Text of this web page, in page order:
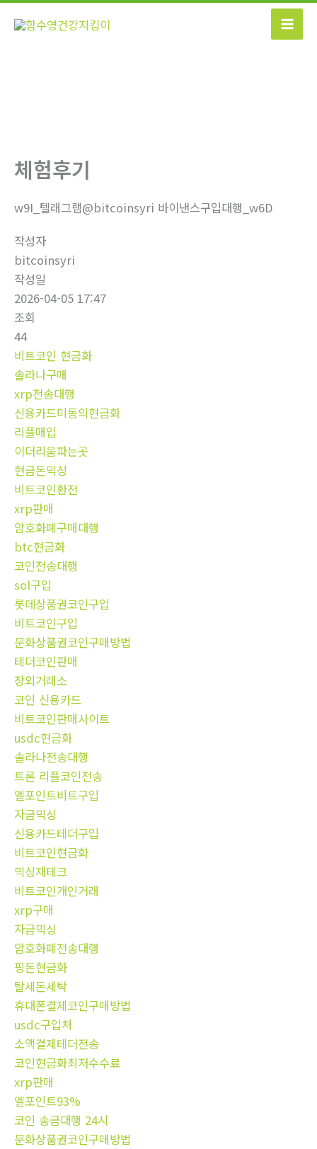
콘
체험후기
w9I_텔래그램@bitcoinsyri 바이낸스구입대행_w6D
작성자
bitcoinsyri
작성일
2026-04-05 17:47
조회
44
비트코인 현금화
솔라나구매
xrp전송대행
신용카드미동의현금화
리플매입
이더리움파는곳
현금돈믹싱
비트코인환전
xrp판매
암호화폐구매대행
btc현금화
코인전송대행
sol구입
롯데상품권코인구입
비트코인구입
문화상품권코인구매방법
테더코인판매
장외거래소
코인 신용카드
비트코인판매사이트
usdc현금화
솔라나전송대행
트론 리플코인전송
엘포인트비트구입
자금믹싱
신용카드테더구입
비트코인현금화
믹싱재테크
비트코인개인거래
xrp구매
자금믹싱
암호화폐전송대행
핑돈현금화
탈세돈세탁
휴대폰결제코인구매방법
usdc구입처
소액결제테더전송
코인현금화최저수수료
xrp판매
엘포인트93%
코인 송금대행 24시
문화상품권코인구매방법